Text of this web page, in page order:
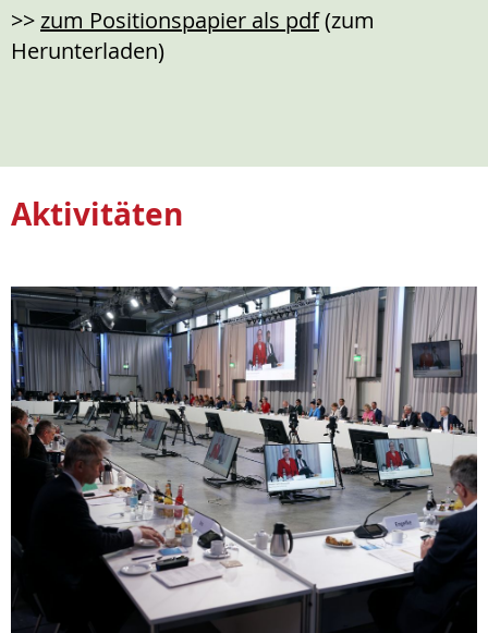
>>zum Positionspapier als pdf(zum
Herunterladen)
Aktivitäten